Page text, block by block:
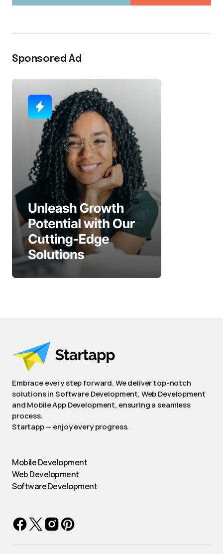
Sponsored Ad
Embrace every step forward. We deliver top-notch
solutions in Software Development, Web Development
and Mobile App Development, ensuring a seamless
process.
Startapp — enjoy every progress.
Mobile Development
Web Development
Software Development